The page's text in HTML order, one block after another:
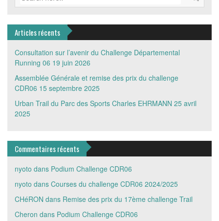
Articles récents
Consultation sur l’avenir du Challenge Départemental
Running 06 19 juin 2026
Assemblée Générale et remise des prix du challenge
CDR06 15 septembre 2025
Urban Trail du Parc des Sports Charles EHRMANN 25 avril
2025
Commentaires récents
nyoto dans Podium Challenge CDR06
nyoto dans Courses du challenge CDR06 2024/2025
CHéRON dans Remise des prix du 17ème challenge Trail
Cheron dans Podium Challenge CDR06